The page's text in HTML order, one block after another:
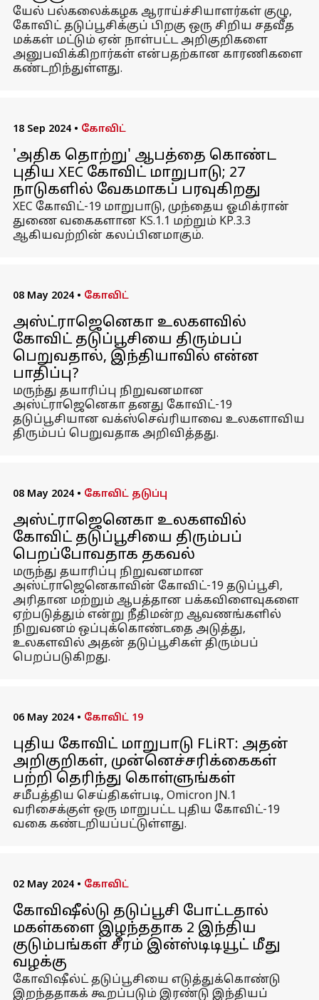
யேல் பல்கலைக்கழக ஆராய்ச்சியாளர்கள் குழு,
கோவிட் தடுப்பூசிக்குப் பிறகு ஒரு சிறிய சதவீத
மக்கள் மட்டும் ஏன் நாள்பட்ட அறிகுறிகளை
அனுபவிக்கிறார்கள் என்பதற்கான காரணிகளை
கண்டறிந்துள்ளது.
18 Sep 2024 • கோவிட்
'அதிக தொற்று' ஆபத்தை கொண்ட
புதிய XEC கோவிட் மாறுபாடு; 27
நாடுகளில் வேகமாகப் பரவுகிறது
XEC கோவிட்-19 மாறுபாடு, முந்தைய ஓமிக்ரான்
துணை வகைகளான KS.1.1 மற்றும் KP.3.3
ஆகியவற்றின் கலப்பினமாகும்.
08 May 2024 • கோவிட்
அஸ்ட்ராஜெனெகா உலகளவில்
கோவிட் தடுப்பூசியை திரும்பப்
பெறுவதால், இந்தியாவில் என்ன
பாதிப்பு?
மருந்து தயாரிப்பு நிறுவனமான
அஸ்ட்ராஜெனெகா தனது கோவிட்-19
தடுப்பூசியான வக்ஸ்செவ்ரியாவை உலகளாவிய
திரும்பப் பெறுவதாக அறிவித்தது.
08 May 2024 • கோவிட் தடுப்பு
அஸ்ட்ராஜெனெகா உலகளவில்
கோவிட் தடுப்பூசியை திரும்பப்
பெறப்போவதாக தகவல்
மருந்து தயாரிப்பு நிறுவனமான
அஸ்ட்ராஜெனெகாவின் கோவிட்-19 தடுப்பூசி,
அரிதான மற்றும் ஆபத்தான பக்கவிளைவுகளை
ஏற்படுத்தும் என்று நீதிமன்ற ஆவணங்களில்
நிறுவனம் ஒப்புக்கொண்டதை அடுத்து,
உலகளவில் அதன் தடுப்பூசிகள் திரும்பப்
பெறப்படுகிறது.
06 May 2024 • கோவிட் 19
புதிய கோவிட் மாறுபாடு FLiRT: அதன்
அறிகுறிகள், முன்னெச்சரிக்கைகள்
பற்றி தெரிந்து கொள்ளுங்கள்
சமீபத்திய செய்திகள்படி, Omicron JN.1
வரிசைக்குள் ஒரு மாறுபட்ட புதிய கோவிட்-19
வகை கண்டறியப்பட்டுள்ளது.
02 May 2024 • கோவிட்
கோவிஷீல்டு தடுப்பூசி போட்டதால்
மகள்களை இழந்ததாக 2 இந்திய
குடும்பங்கள் சீரம் இன்ஸ்டிடியூட் மீது
வழக்கு
கோவிஷீல்ட் தடுப்பூசியை எடுத்துக்கொண்டு
இறந்ததாகக் கூறப்படும் இரண்டு இந்தியப்